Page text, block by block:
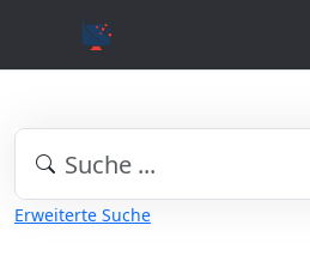
Erweiterte Suche